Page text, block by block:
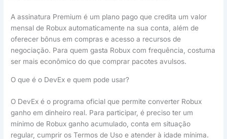
A assinatura Premium é um plano pago que credita um valor
mensal de Robux automaticamente na sua conta, além de
oferecer bônus em compras e acesso a recursos de
negociação. Para quem gasta Robux com frequência, costuma
ser mais econômico do que comprar pacotes avulsos.
O que é o DevEx e quem pode usar?
O DevEx é o programa oficial que permite converter Robux
ganho em dinheiro real. Para participar, é preciso ter um
mínimo de Robux ganho acumulado, conta em situação
regular, cumprir os Termos de Uso e atender à idade mínima.